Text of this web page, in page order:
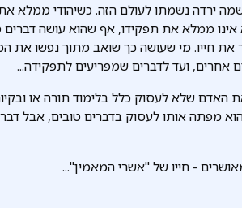
ירדה נשמתו לעולם הזה. כשיהודי ממלא
ממלא את תפקידו, אף שהוא עושה דברים
חייו. מי שעושה כך שואב מתוך נפשו את
אחרים, ועד לדברים שמפריעים לתפקידה...
האדם שלא לעסוק כלל בלימוד תורה או
מפתה אותו לעסוק בדברים טובים, אבל
- חייו של "אשרי המאמין"...